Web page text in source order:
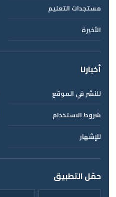
مستجدات التعليم
الأخيرة
أخبارنا
للنشر في الموقع
شروط الاستخدام
للإشهار
حمّل التطبيق